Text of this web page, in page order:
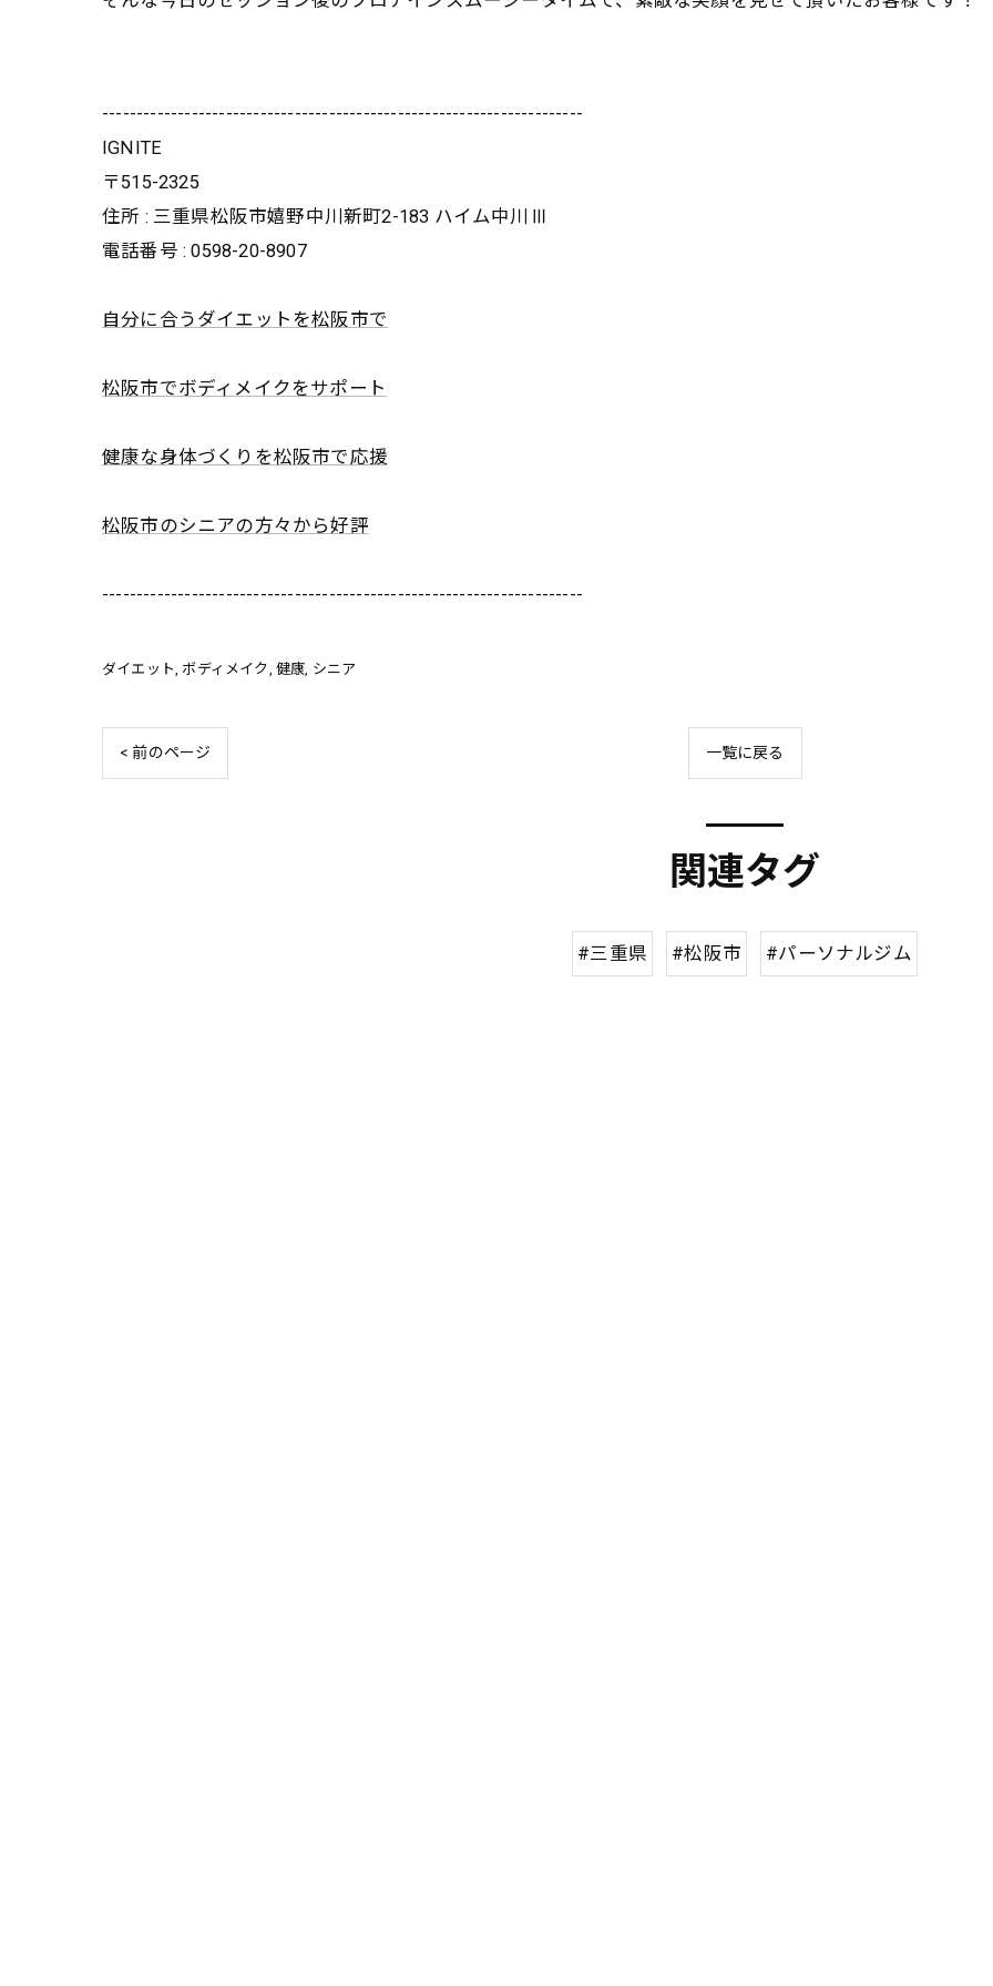
----------------------------------------------------------------------
IGNITE
〒515-2325
住所 : 三重県松阪市嬉野中川新町2-183 ハイム中川Ⅲ
電話番号 : 0598-20-8907
自分に合うダイエットを松阪市で
松阪市でボディメイクをサポート
健康な身体づくりを松阪市で応援
松阪市のシニアの方々から好評
----------------------------------------------------------------------
ダイエット ボディメイク 健康 シニア
< 前のページ 一覧に戻る
関連タグ
#三重県 #松阪市 #パーソナルジム